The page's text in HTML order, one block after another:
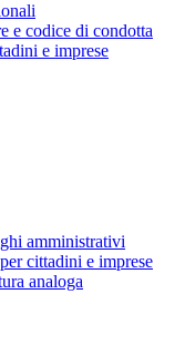
e codice di condotta
e imprese
amministrativi
cittadini e imprese
analoga